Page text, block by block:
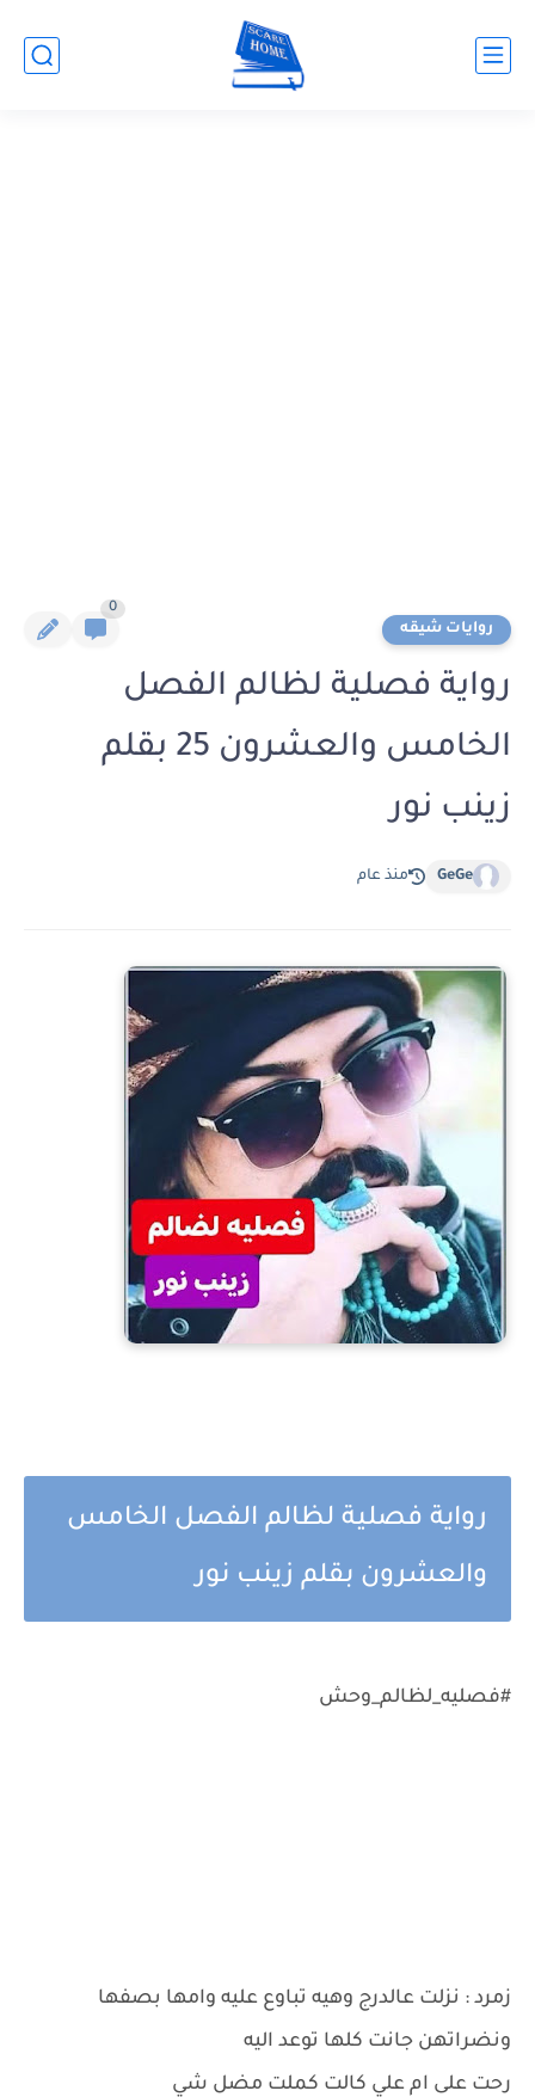
روايات شيقه
0
رواية فصلية لظالم الفصل
الخامس والعشرون 25 بقلم
زينب نور
GeGe منذ عام
رواية فصلية لظالم الفصل الخامس
والعشرون بقلم زينب نور
#فصليه_لظالم_وحش
زمرد : نزلت عالدرج وهيه تباوع عليه وامها بصفها
ونضراتهن جانت كلها توعد اليه
رحت على ام علي كالت كملت مضل شي